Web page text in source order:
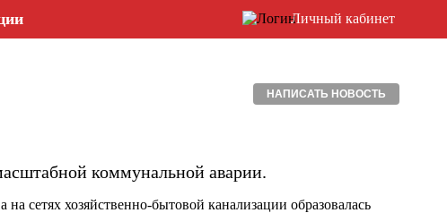
Личный кабинет
НАПИСАТЬ НОВОСТЬ
коммунальной аварии.
сетях хозяйственно-бытовой канализации образовалась